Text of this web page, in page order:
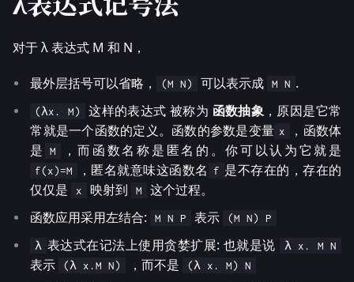
对于 λ 表达式 M 和 N，
最外层括号可以省略， (M N) 可以表示成 M N .
(λx. M) 这样的表达式 被称为 函数抽象 ，原因是它常
常就是一个函数的定义。函数的参数是变量 x
，函数体
是
M ，而函数名称是匿名的。你可以认为它就是
f(x)=M ，匿名就意味这函数名 f 是不存在的，存在的
仅仅是
x 映射到 M
这个过程。
函数应用采用左结合:
M N P 表示 (M N) P
λ 表达式在记法上使用贪婪扩展: 也就是说 λ x. M N
表示 (λ x.M N) ，而不是 (λ x. M) N